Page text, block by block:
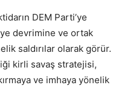
DEM Parti’ye
devrimine ve ortak
saldırılar olarak görür.
kirli savaş stratejisi,
ve imhaya yönelik